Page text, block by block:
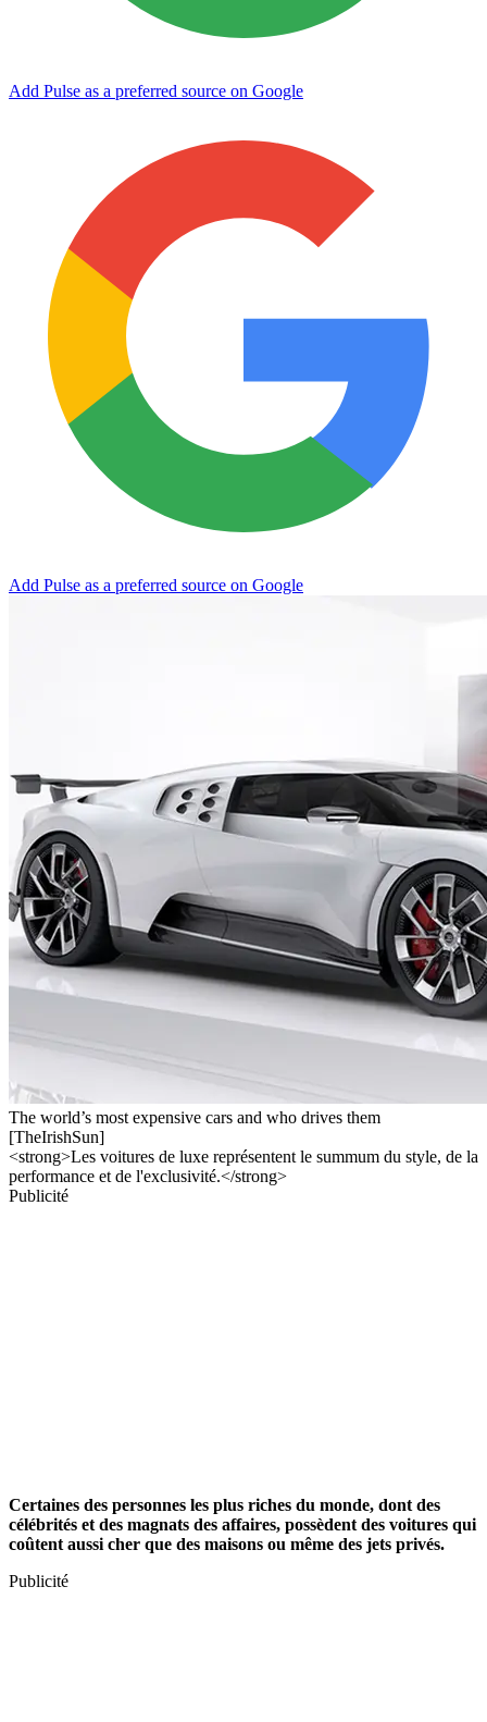
Add Pulse as a preferred source on Google
Add Pulse as a preferred source on Google
The world’s most expensive cars and who drives them
[TheIrishSun]
<strong>Les voitures de luxe représentent le summum du style, de la
performance et de l'exclusivité.</strong>
Publicité
Certaines des personnes les plus riches du monde, dont des
célébrités et des magnats des affaires, possèdent des voitures qui
coûtent aussi cher que des maisons ou même des jets privés.
Publicité